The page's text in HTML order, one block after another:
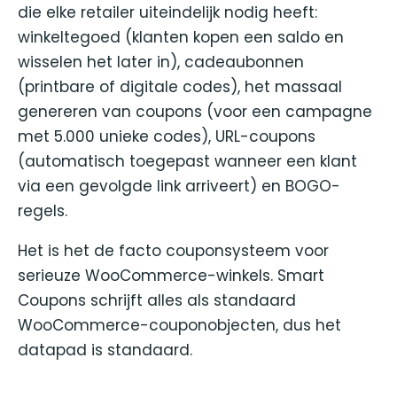
die elke retailer uiteindelijk nodig heeft:
winkeltegoed (klanten kopen een saldo en
wisselen het later in), cadeaubonnen
(printbare of digitale codes), het massaal
genereren van coupons (voor een campagne
met 5.000 unieke codes), URL-coupons
(automatisch toegepast wanneer een klant
via een gevolgde link arriveert) en BOGO-
regels.
Het is het de facto couponsysteem voor
serieuze WooCommerce-winkels. Smart
Coupons schrijft alles als standaard
WooCommerce-couponobjecten, dus het
datapad is standaard.